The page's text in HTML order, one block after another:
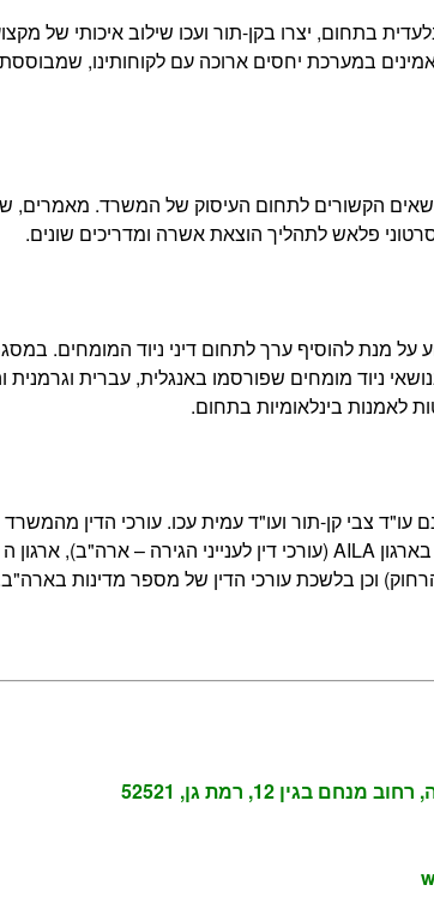
בתחום, יצרו בקן-תור ועכו שילוב איכותי של
במערכת יחסים ארוכה עם לקוחותינו,
הקשורים לתחום העיסוק של המשרד. מאמרים,
פלאש לתהליך הוצאת אשרה ומדריכים שונים.
על מנת להוסיף ערך לתחום דיני ניוד המומחים.
ניוד מומחים שפורסמו באנגלית, עברית וגרמנית
לאמנות בינלאומיות בתחום.
צבי קן-תור ועו"ד עמית עכו. עורכי הדין מהמשרד
וכן בלשכת עורכי הדין של מספר מדינות
בגין 12, רמת גן, 52521